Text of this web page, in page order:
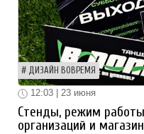
ДИЗАЙН ВОВРЕМЯ
12:03 | 23 июня
Стенды, режим
организаций и